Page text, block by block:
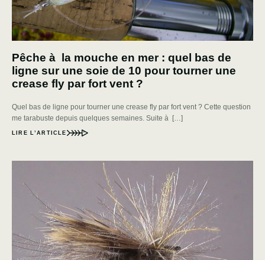
Pêche à la mouche en mer : quel bas de
ligne sur une soie de 10 pour tourner une
crease fly par fort vent ?
Quel bas de ligne pour tourner une crease fly par fort vent ? Cette question
me tarabuste depuis quelques semaines. Suite à […]
LIRE L’ARTICLE